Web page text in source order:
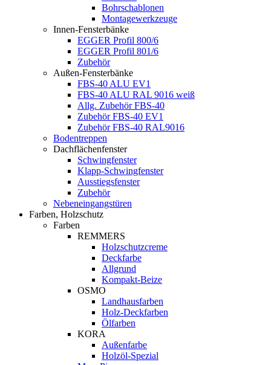
Bohrschablonen
Montagewerkzeuge
Innen-Fensterbänke
EGGER Profil 800/6
EGGER Profil 801/6
Zubehör
Außen-Fensterbänke
FBS-40 ALU EV1
FBS-40 ALU RAL 9016 weiß
Allg. Zubehör FBS-40
Zubehör FBS-40 EV1
Zubehör FBS-40 RAL9016
Bodentreppen
Dachflächenfenster
Schwingfenster
Klapp-Schwingfenster
Ausstiegsfenster
Zubehör
Nebeneingangstüren
Farben, Holzschutz
Farben
REMMERS
Holzschutzcreme
Deckfarbe
Allgrund
Kompakt-Beize
OSMO
Landhausfarben
Holz-Deckfarben
Ölfarben
KORA
Außenfarbe
Holzöl-Spezial